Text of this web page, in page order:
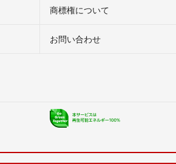
商標権について
お問い合わせ